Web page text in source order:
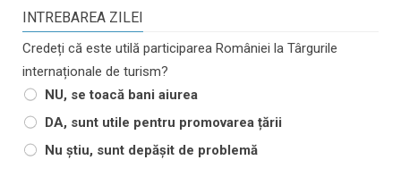
INTREBAREA ZILEI
Credeți că este utilă participarea României la Târgurile
internaționale de turism?
NU, se toacă bani aiurea
DA, sunt utile pentru promovarea țării
Nu știu, sunt depășit de problemă